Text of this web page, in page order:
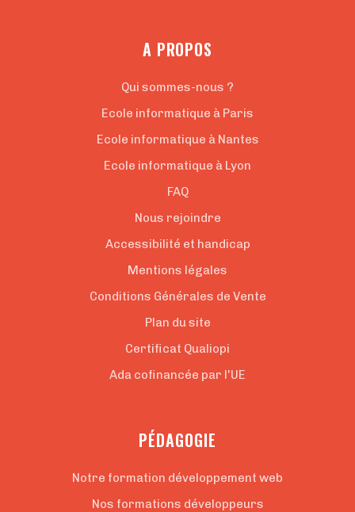
A PROPOS
Qui sommes-nous ?
Ecole informatique à Paris
Ecole informatique à Nantes
Ecole informatique à Lyon
FAQ
Nous rejoindre
Accessibilité et handicap
Mentions légales
Conditions Générales de Vente
Plan du site
Certificat Qualiopi
Ada cofinancée par l'UE
PÉDAGOGIE
Notre formation développement web
Nos formations développeurs